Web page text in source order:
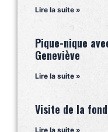
Lire la suite »
Pique-nique
Geneviève
Lire la suite »
Visite de la
Lire la suite »